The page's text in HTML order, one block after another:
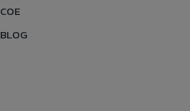
COE
BLOG